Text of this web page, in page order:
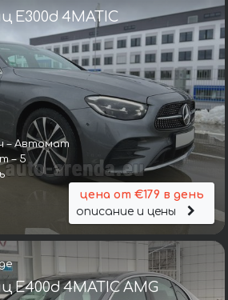
E300d 4MATIC
– Автомат
– 5
цена от €179 в день
описание и цены
E400d 4MATIC AMG